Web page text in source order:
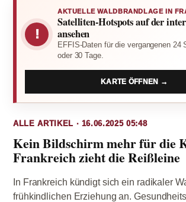
!
AKTUELLE WALDBRANDLAGE IN
Satelliten-Hotspots auf der
ansehen
EFFIS-Daten für die vergangenen 24
oder 30 Tage.
KARTE ÖFFNEN →
ALLE ARTIKEL · 16.06.2025 05:48
Kein Bildschirm mehr für die
Frankreich zieht die Reißleine
In Frankreich kündigt sich ein radikaler
frühkindlichen Erziehung an.